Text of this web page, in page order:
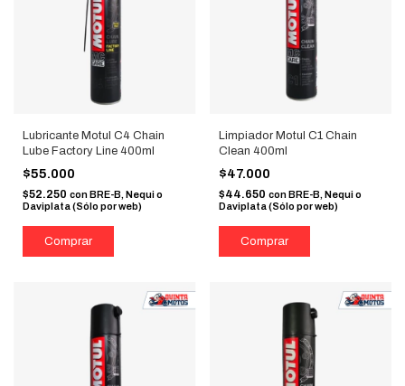
Lubricante Motul C4 Chain
Lube Factory Line 400ml
$55.000
$52.250 con BRE-B, Nequi o
Daviplata (Sólo por web)
Limpiador Motul C1 Chain
Clean 400ml
$47.000
$44.650 con BRE-B, Nequi o
Daviplata (Sólo por web)